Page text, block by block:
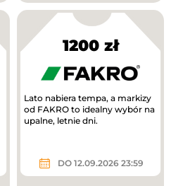
1200 zł
Lato nabiera tempa, a markizy
od FAKRO to idealny wybór na
upalne, letnie dni.
DO 12.09.2026 23:59